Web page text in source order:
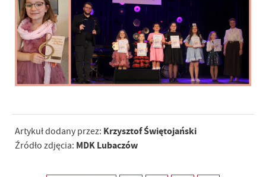
Artykuł dodany przez: Krzysztof Świętojański
Źródło zdjęcia: MDK Lubaczów